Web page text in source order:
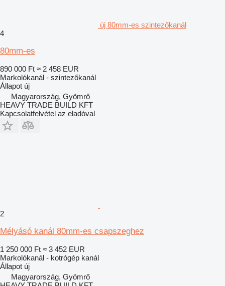
új 80mm-es szintezőkanál
4
80mm-es
890 000 Ft ≈ 2 458 EUR
Markolókanál - szintezőkanál
Állapot új
Magyarország, Gyömrő
HEAVY TRADE BUILD KFT
Kapcsolatfelvétel az eladóval
2
Mélyásó kanál 80mm-es csapszeghez
1 250 000 Ft ≈ 3 452 EUR
Markolókanál - kotrógép kanál
Állapot új
Magyarország, Gyömrő